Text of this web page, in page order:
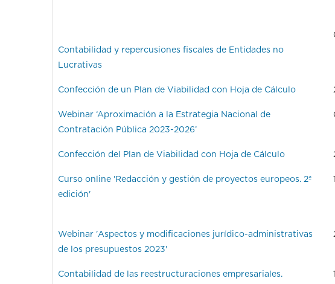
Contabilidad y repercusiones fiscales de Entidades no
Lucrativas
Confección de un Plan de Viabilidad con Hoja de Cálculo
Webinar ‘Aproximación a la Estrategia Nacional de
Contratación Pública 2023-2026’
Confección del Plan de Viabilidad con Hoja de Cálculo
Curso online 'Redacción y gestión de proyectos europeos. 2ª
edición'
Webinar 'Aspectos y modificaciones jurídico-administrativas
de los presupuestos 2023'
Contabilidad de las reestructuraciones empresariales.